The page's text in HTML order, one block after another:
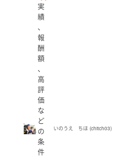
実
績
、
報
酬
額
、
高
評
価
な
ど
の
条
件
いのうえ ちほ (chitch03)